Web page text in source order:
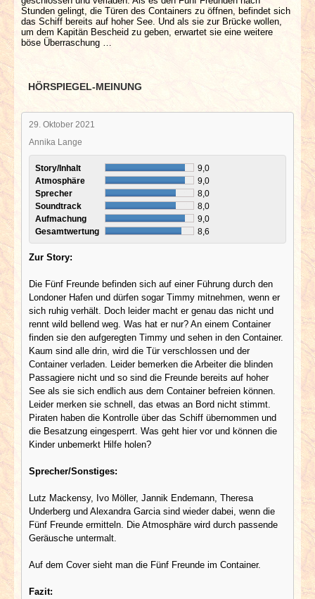
Stunden gelingt, die Türen des Containers zu öffnen, befindet sich
das Schiff bereits auf hoher See. Und als sie zur Brücke wollen,
um dem Kapitän Bescheid zu geben, erwartet sie eine weitere
böse Überraschung …
HÖRSPIEGEL-MEINUNG
29. Oktober 2021
Annika Lange
Story/Inhalt
9,0
Atmosphäre
9,0
Sprecher
8,0
Soundtrack
8,0
Aufmachung
9,0
Gesamtwertung
8,6
Zur Story:
Die Fünf Freunde befinden sich auf einer Führung durch den
Londoner Hafen und dürfen sogar Timmy mitnehmen, wenn er
sich ruhig verhält. Doch leider macht er genau das nicht und
rennt wild bellend weg. Was hat er nur? An einem Container
finden sie den aufgeregten Timmy und sehen in den Container.
Kaum sind alle drin, wird die Tür verschlossen und der
Container verladen. Leider bemerken die Arbeiter die blinden
Passagiere nicht und so sind die Freunde bereits auf hoher
See als sie sich endlich aus dem Container befreien können.
Leider merken sie schnell, das etwas an Bord nicht stimmt.
Piraten haben die Kontrolle über das Schiff übernommen und
die Besatzung eingesperrt. Was geht hier vor und können die
Kinder unbemerkt Hilfe holen?
Sprecher/Sonstiges:
Lutz Mackensy, Ivo Möller, Jannik Endemann, Theresa
Underberg und Alexandra Garcia sind wieder dabei, wenn die
Fünf Freunde ermitteln. Die Atmosphäre wird durch passende
Geräusche untermalt.
Auf dem Cover sieht man die Fünf Freunde im Container.
Fazit: